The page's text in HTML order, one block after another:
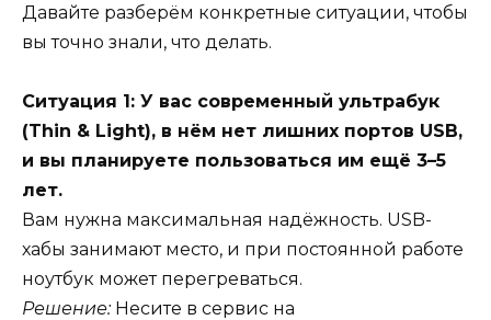
Давайте разберём конкретные ситуации, чтобы
вы точно знали, что делать.
Ситуация 1: У вас современный ультрабук
(Thin & Light), в нём нет лишних портов USB,
и вы планируете пользоваться им ещё 3–5
лет.
Вам нужна максимальная надёжность. USB-
хабы занимают место, и при постоянной работе
ноутбук может перегреваться.
Решение:Несите в сервис на